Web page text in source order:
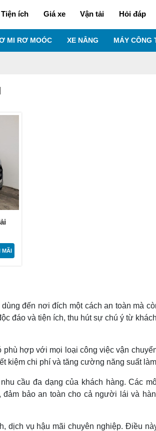
Tiện ích Giá xe Vận tải Hỏi đáp
MI RƠ MOÓC XE NÂNG MÁY CÔNG
MÃI
đến nơi đích một cách an toàn mà
đáo và tiện ích, thu hút sự chú ý từ
phù hợp với mọi loại công việc vận
kiệm chi phí và tăng cường năng suất
cầu đa dạng của khách hàng. Các
bảo an toàn cho cả người lái và
dịch vụ hậu mãi chuyên nghiệp. Điều